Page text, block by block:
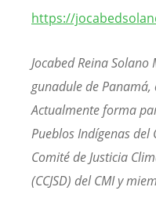
https://
Jocabed Reina
gunadule de Panamá,
Actualmente forma
Pueblos Indígenas del
Comité de Justicia
(CCJSD) del CMI y